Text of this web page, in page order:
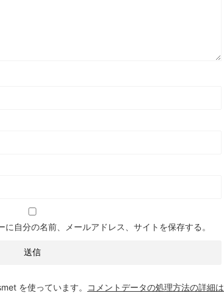
自分の名前、メールアドレス、サイトを保存する。
を使っています。
コメントデータの処理方法の詳細は